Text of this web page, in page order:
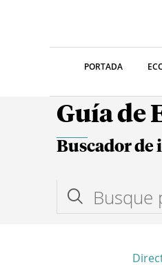
PORTADA
Guía de
Buscador de